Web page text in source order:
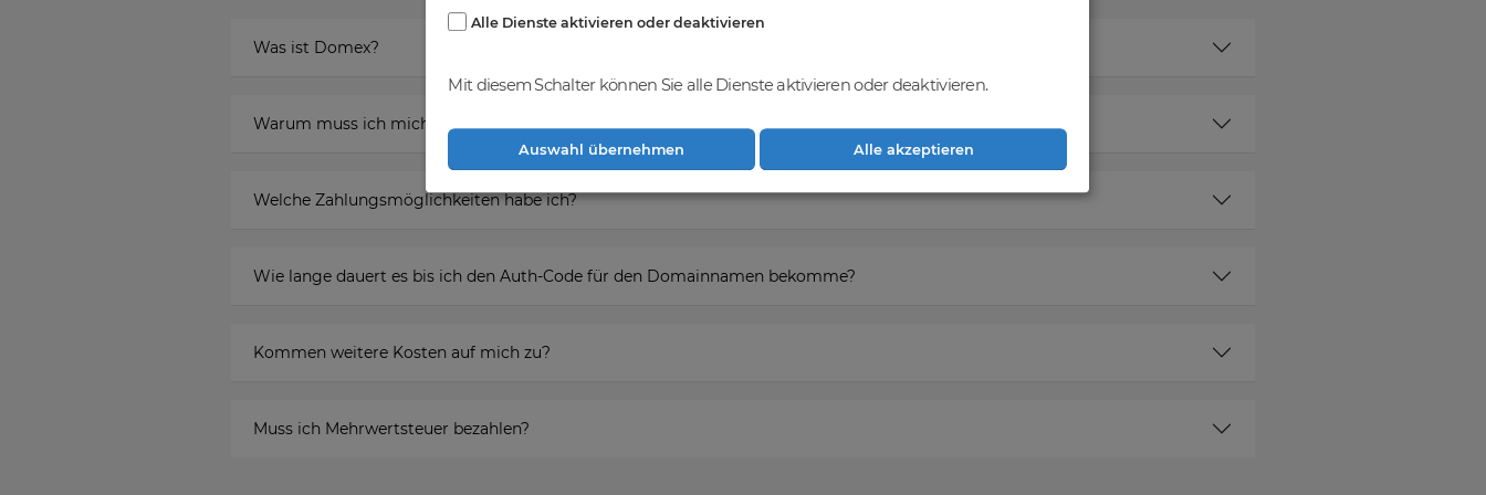
Was ist Domex?
Warum muss ich mich registrieren um den Domainnamen zu erwerben?
Welche Zahlungsmöglichkeiten habe ich?
Wie lange dauert es bis ich den Auth-Code für den Domainnamen bekomme?
Kommen weitere Kosten auf mich zu?
Muss ich Mehrwertsteuer bezahlen?
Alle Dienste aktivieren oder deaktivieren
Mit diesem Schalter können Sie alle Dienste aktivieren oder deaktivieren.
Auswahl übernehmen Alle akzeptieren